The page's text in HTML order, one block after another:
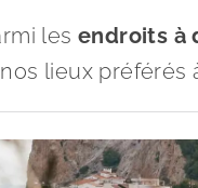
les endroits à
lieux